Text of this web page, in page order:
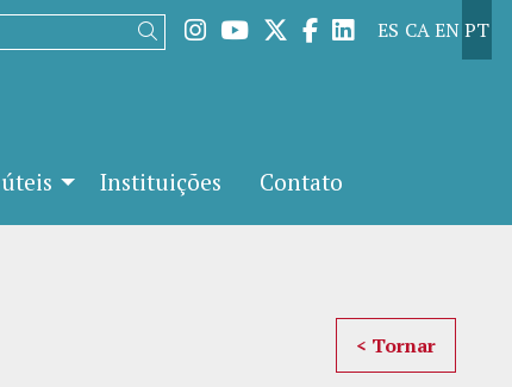
ES CAENPT
Link para instagram
Link para youtube
Link para twitter
Link para
Link para
Buscar
Instituições Contato
< Tornar